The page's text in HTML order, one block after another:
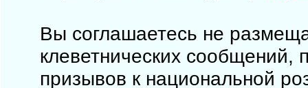
Вы соглашаетесь не
клеветнических сообщений,
призывов к национальной